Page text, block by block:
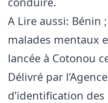
A Lire aussi: Bénin
malades mentaux
lancée à Cotonou
Délivré par
d’identification